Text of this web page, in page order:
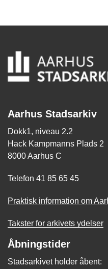
Aarhus Stadsarkiv
Dokk1, niveau 2.2
Hack Kampmanns Plads 2
8000 Aarhus C
Telefon 41 85 65 45
Praktisk information om
Takster for arkivets ydelser
Åbningstider
Stadsarkivet holder åbent: